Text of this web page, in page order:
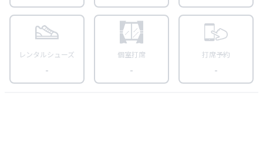
レンタルシューズ
-
個室打席
-
打席予約
-